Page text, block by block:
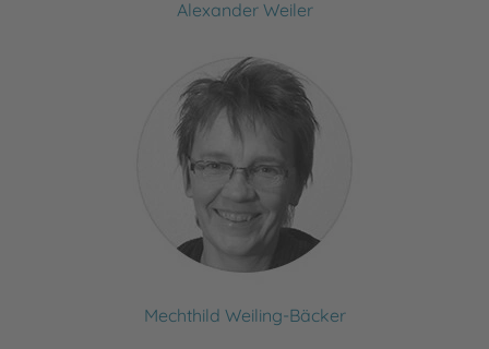
Alexander Weiler
Mechthild Weiling-Bäcker